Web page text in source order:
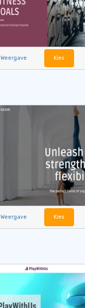
Weergave Kies
Weergave Kies